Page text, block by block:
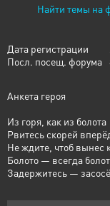
Найти темы на
Дата регистрации
Посл. посещ. форума
Анкета героя
Из горя, как из болота
Рвитесь скорей
Не ждите, чтоб вынес
Болото — всегда
Задержитесь —